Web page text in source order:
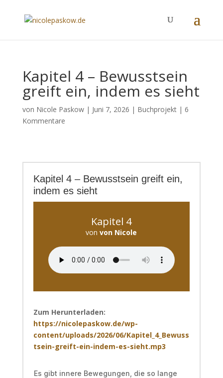
Kapitel 4 – Bewusstsein
greift ein, indem es sieht
von Nicole Paskow| Juni 7, 2026 | Buchprojekt| 6
Kommentare
Kapitel 4 – Bewusstsein greift ein,
indem es sieht
Kapitel 4
vonvon Nicole
Zum Herunterladen:
https://nicolepaskow.de/wp-
content/uploads/2026/06/Kapitel_4_Bewuss
tsein-greift-ein-indem-es-sieht.mp3
Es gibt innere Bewegungen, die so lange